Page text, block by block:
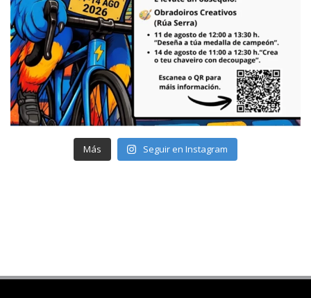
Más Seguir en Instagram